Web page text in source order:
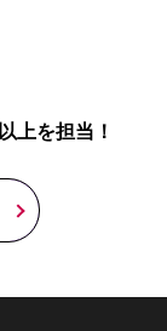
上を担当！